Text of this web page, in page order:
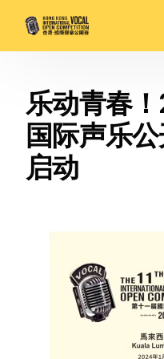
乐动青春
国际声乐
启动